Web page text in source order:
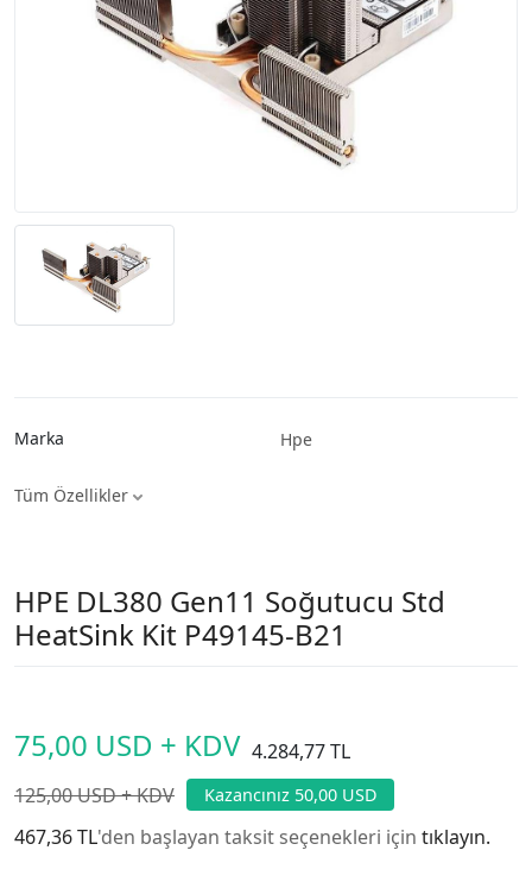
Marka Hpe
Tüm Özellikler
HPE DL380 Gen11 Soğutucu Std
HeatSink Kit P49145-B21
4.284,77 TL
75,00 USD + KDV
125,00 USD + KDV Kazancınız 50,00 USD
467,36 TL'den başlayan taksit seçenekleri için tıklayın.